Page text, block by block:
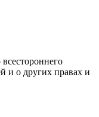
и о других правах и